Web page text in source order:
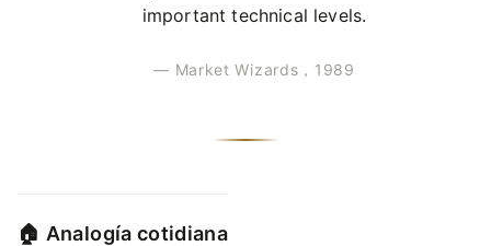
important technical levels.
— Market Wizards，1989
🏠 Analogía cotidiana